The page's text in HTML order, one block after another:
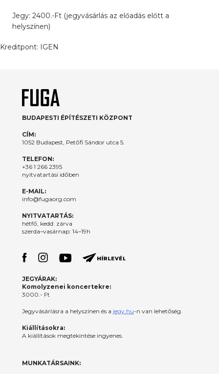
Jegy: 2400.-Ft (jegyvásárlás az előadás előtt a
helyszínen)
Kreditpont: IGEN
BUDAPESTI ÉPÍTÉSZETI KÖZPONT
CÍM:
1052 Budapest, Petőfi Sándor utca 5.
TELEFON:
+36 1 266 2395
nyitvatartási időben
E-MAIL:
info@fugaorg.com
NYITVATARTÁS:
hétfő, kedd: zárva
szerda–vasárnap: 14–19h
JEGYÁRAK:
Komolyzenei koncertekre:
3000.- Ft
Jegyvásárlásra a helyszínen és a jegy.hu-n van lehetőség.
Kiállításokra:
A kiállítások megtekintése ingyenes.
MUNKATÁRSAINK: